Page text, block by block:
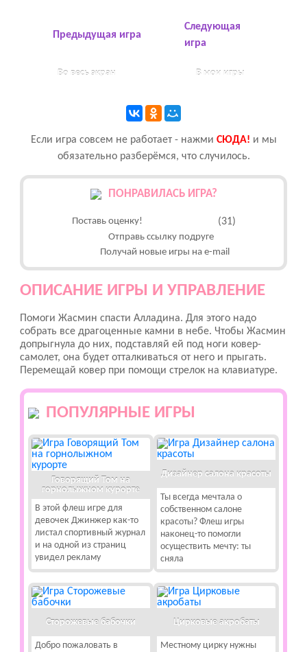
Предыдущая игра
Во весь экран В мои игры
Следующая
игра
Если игра совсем не работает - нажми CЮДА! и мы
обязательно разберёмся, что случилось.
ПОНРАВИЛАСЬ ИГРА?
Поставь оценку! (31)
Отправь ссылку подруге
Получай новые игры на e-mail
ОПИСАНИЕ ИГРЫ И УПРАВЛЕНИЕ
Помоги Жасмин спасти Алладина. Для этого надо
собрать все драгоценные камни в небе. Чтобы Жасмин
допрыгнула до них, подставляй ей под ноги ковер-
самолет, она будет отталкиваться от него и прыгать.
Перемещай ковер при помощи стрелок на клавиатуре.
ПОПУЛЯРНЫЕ ИГРЫ
Говорящий Том на
горнолыжном курорте
В этой флеш игре для
девочек Джинжер как-то
листал спортивный журнал
и на одной из страниц
увидел рекламу
Дизайнер салона красоты
Ты всегда мечтала о
собственном салоне
красоты? Флеш игры
наконец-то помогли
осуществить мечту: ты
сняла
Сторожевые бабочки
Добро пожаловать в
Цирковые акробаты
Местному цирку нужны